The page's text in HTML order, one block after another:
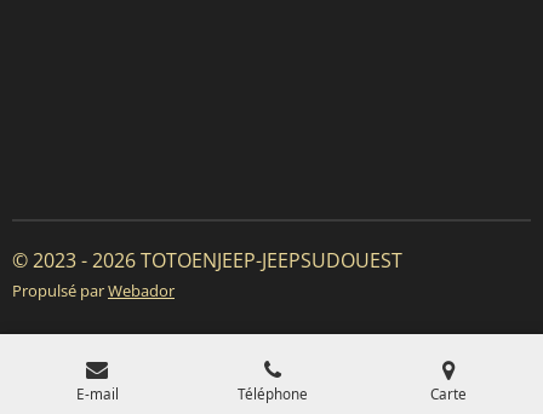
© 2023 - 2026 TOTOENJEEP-JEEPSUDOUEST
Propulsé parWebador
E-mail Téléphone Carte